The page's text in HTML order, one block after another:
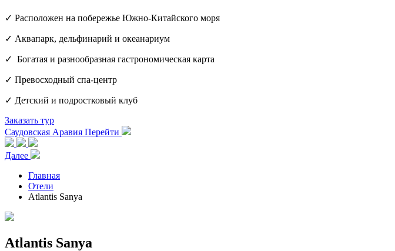
✓ Расположен на побережье Южно-Китайского моря
✓ Аквапарк, дельфинарий и океанариум
✓ Богатая и разнообразная гастрономическая карта
✓ Превосходный спа-центр
✓ Детский и подростковый клуб
Заказать тур
Саудовская Аравия Перейти
Далее
Главная
Отели
Atlantis Sanya
Atlantis Sanya